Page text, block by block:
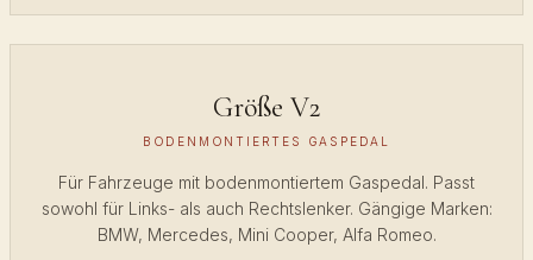
Größe V2
BODENMONTIERTES GASPEDAL
Für Fahrzeuge mit bodenmontiertem Gaspedal. Passt
sowohl für Links- als auch Rechtslenker. Gängige Marken:
BMW, Mercedes, Mini Cooper, Alfa Romeo.